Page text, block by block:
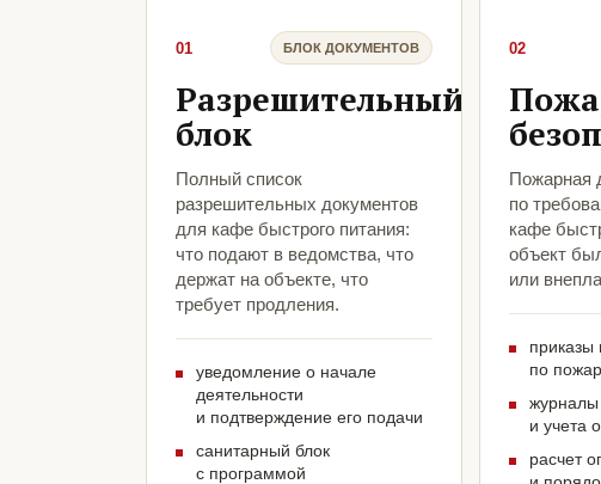
01 БЛОК ДОКУМЕНТОВ
Разрешительный
блок
Полный список
разрешительных документов
для кафе быстрого питания:
что подают в ведомства, что
держат на объекте, что
требует продления.
уведомление о начале
деятельности
и подтверждение его подачи
санитарный блок
с программой
02
Пожарная
по
кафе
объект
или
приказы
по
журналы
и учета
расчет